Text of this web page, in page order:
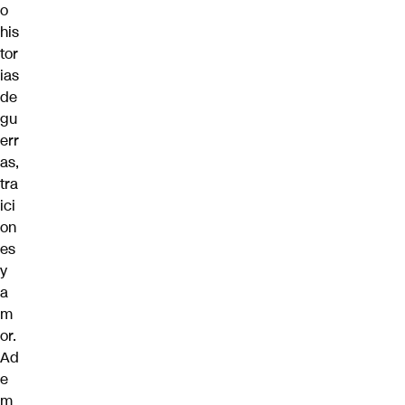
o
his
tor
ias
de
gu
err
as,
tra
ici
on
es
y
a
m
or.
Ad
e
m